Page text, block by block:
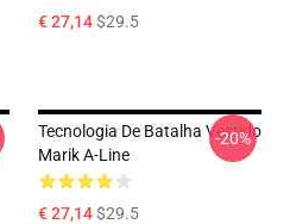
€ 27,14$29.5
Tecnologia De Batalha Vestido
Marik A-Line
€ 27,14$29.5
-20%